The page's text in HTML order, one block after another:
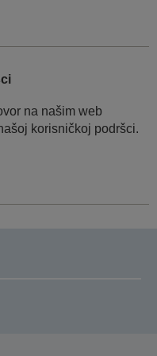
na našim web
korisničkoj podršci.